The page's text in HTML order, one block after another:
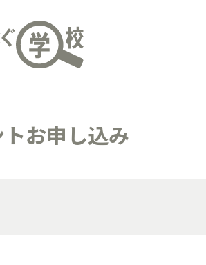
お申し込み